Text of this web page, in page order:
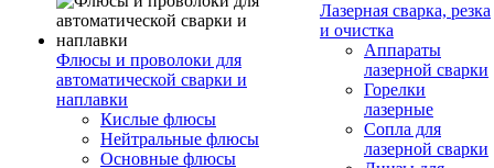
Флюсы и проволоки для
автоматической сварки и
наплавки
Кислые флюсы
Нейтральные флюсы
Основные флюсы
Лазерная сварка, резка
и очистка
Аппараты
лазерной сварки
Горелки
лазерные
Сопла для
лазерной сварки